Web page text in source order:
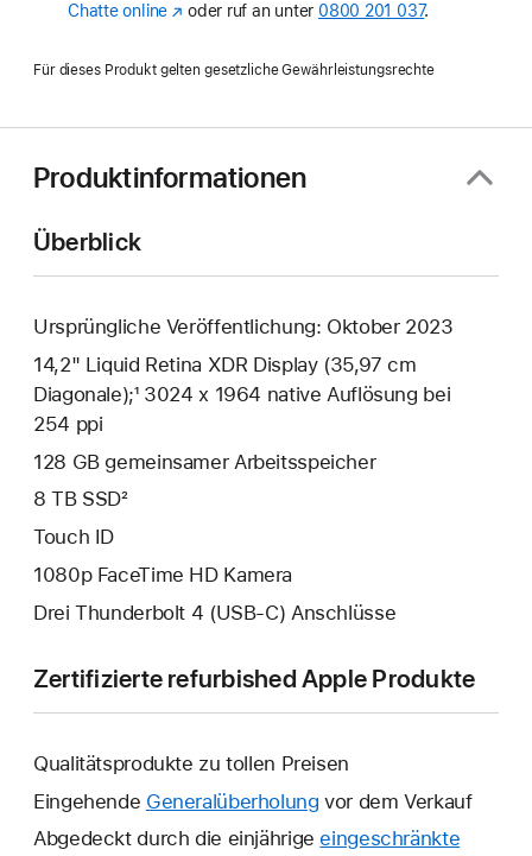
Chatte online (Öffnet
Fenster)
oder ruf an unter 0800 201 037.
Für dieses Produkt gelten gesetzliche Gewährleistungsrechte
Produktinformationen
Überblick
Ursprüngliche Veröffentlichung: Oktober 2023
14,2" Liquid Retina XDR Display (35,97 cm
Diagonale);¹ 3024 x 1964 native Auflösung bei
254 ppi
128 GB gemeinsamer Arbeits­speicher
8 TB SSD²
Touch ID
1080p FaceTime HD Kamera
Drei Thunderbolt 4 (USB‑C) Anschlüsse
Zertifizierte refurbished Apple Produkte
Qualitätsprodukte zu tollen Preisen
Eingehende Generalüberholung vor dem Verkauf
Abgedeckt durch die einjährige eingeschränkte